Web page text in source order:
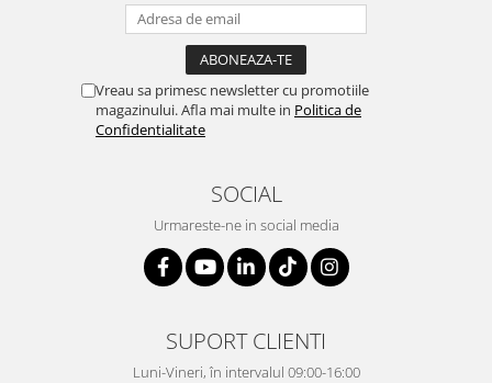
Vreau sa primesc newsletter cu promotiile
magazinului. Afla mai multe in Politica de
Confidentialitate
SOCIAL
Urmareste-ne in social media
SUPORT CLIENTI
Luni-Vineri, în intervalul 09:00-16:00